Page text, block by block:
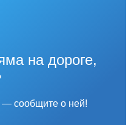
на дороге,
— сообщите о ней!